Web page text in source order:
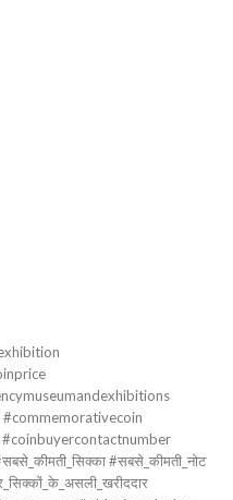
#सबसे_कीमती_नोट